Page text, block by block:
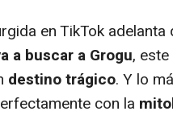
en TikTok adelanta
a buscar a Grogu,
destino trágico. Y lo
con la